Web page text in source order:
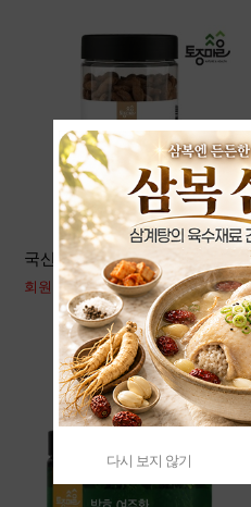
국산 볶은 맥문동 140g
회원공개
다시 보지 않기